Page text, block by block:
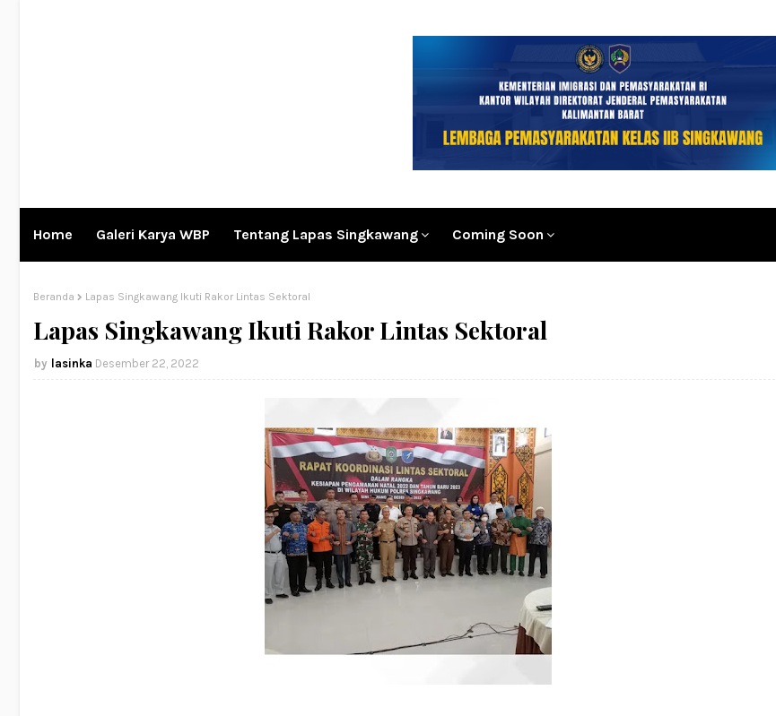
Home Galeri Karya WBP Tentang Lapas Singkawang Coming Soon
Beranda Lapas Singkawang Ikuti Rakor Lintas Sektoral
Lapas Singkawang Ikuti Rakor Lintas Sektoral
lasinka Desember 22, 2022